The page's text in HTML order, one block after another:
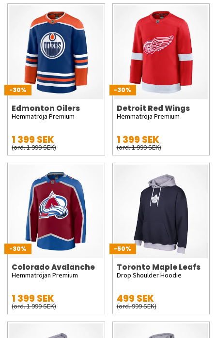
-30%
Edmonton Oilers
Hemmatröja Premium
1 399 SEK
(ord. 1 999 SEK)
-30%
Detroit Red Wings
Hemmatröja Premium
1 399 SEK
(ord. 1 999 SEK)
-30%
Colorado Avalanche
Hemmatröjan Premium
1 399 SEK
(ord. 1 999 SEK)
-50%
Toronto Maple Leafs
Drop Shoulder Hoodie
499 SEK
(ord. 999 SEK)